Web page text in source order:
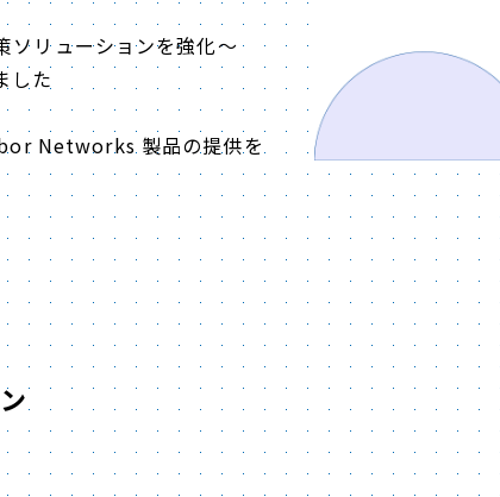
リューションを強化～
した
Networks 製品の提供を